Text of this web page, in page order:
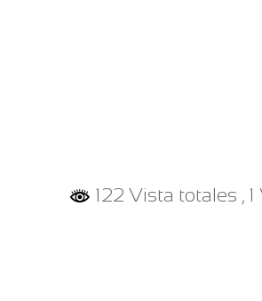
122 Vista totales ,